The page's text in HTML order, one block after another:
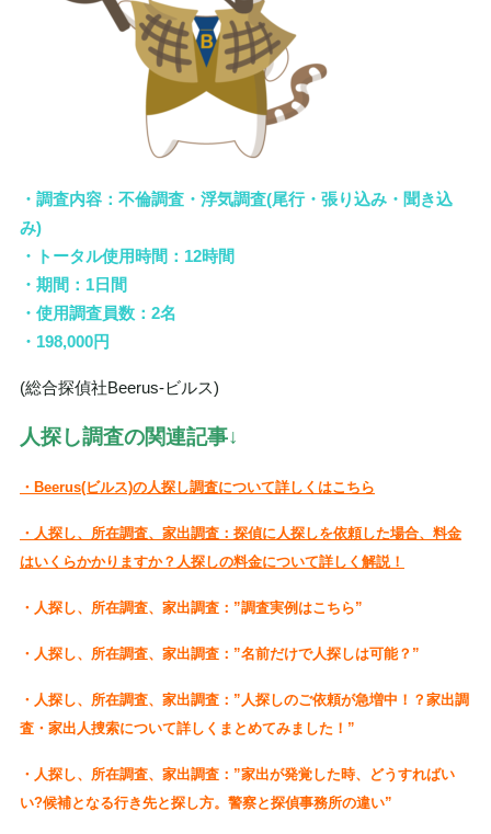
・調査内容：不倫調査・浮気調査(尾行・張り込み・聞き込
み)
・トータル使用時間：12時間
・期間：1日間
・使用調査員数：2名
・198,000円
(総合探偵社Beerus‐ビルス)
人探し調査の関連記事↓
・Beerus(ビルス)の人探し調査について詳しくはこちら
・人探し、所在調査、家出調査：探偵に人探しを依頼した場合、料金
はいくらかかりますか？人探しの料金について詳しく解説！
・人探し、所在調査、家出調査：”調査実例はこちら”
・人探し、所在調査、家出調査：”名前だけで人探しは可能？”
・人探し、所在調査、家出調査：”人探しのご依頼が急増中！？家出調
査・家出人捜索について詳しくまとめてみました！”
・人探し、所在調査、家出調査：”家出が発覚した時、どうすればい
い?候補となる行き先と探し方。警察と探偵事務所の違い”